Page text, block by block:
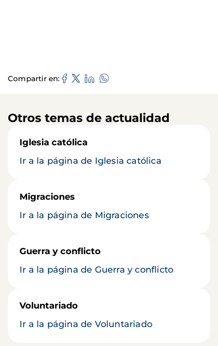
Compartir en
Otros temas de actualidad
Iglesia católica
Ir a la página de Iglesia católica
Migraciones
Ir a la página de Migraciones
Guerra y conflicto
Ir a la página de Guerra y conflicto
Voluntariado
Ir a la página de Voluntariado